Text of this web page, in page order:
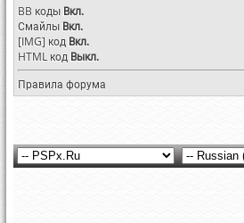
BB коды Вкл.
Смайлы Вкл.
[IMG] код Вкл.
HTML код Выкл.
Правила форума